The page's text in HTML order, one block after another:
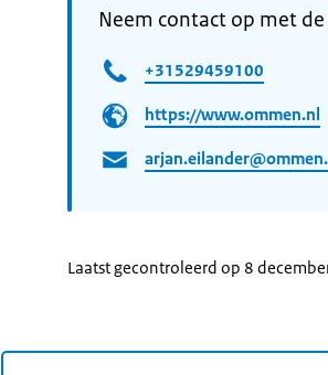
Neem contact op met
+31529459100
https://www.ommen.nl
Laatst gecontroleerd op 8